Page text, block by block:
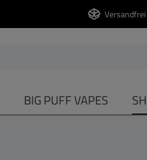
BIG PUFF VAPES